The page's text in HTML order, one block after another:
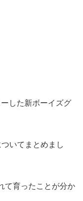
した新ボーイズグ
いてまとめまし
て育ったことが分か